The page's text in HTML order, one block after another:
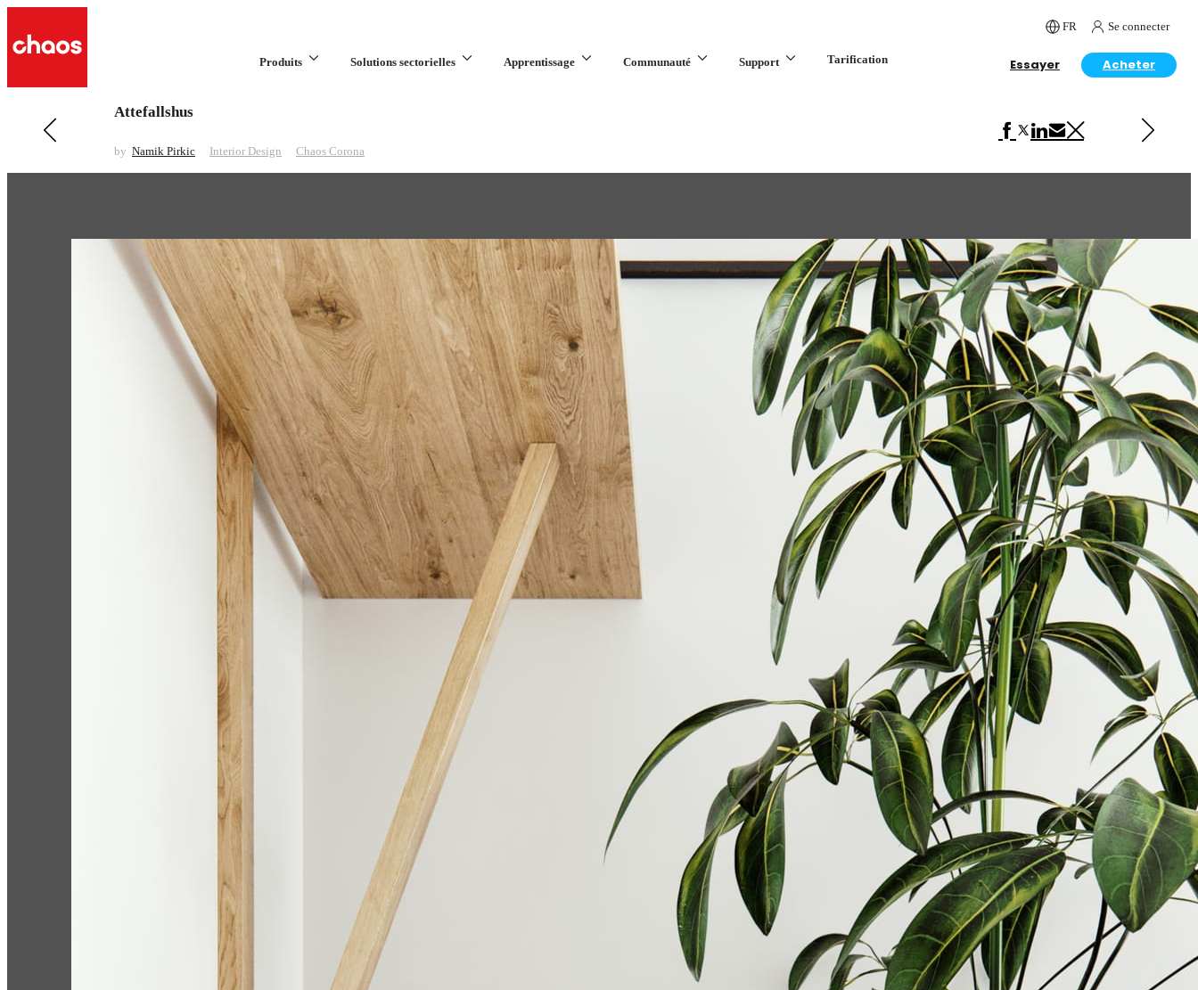
FR Se connecter
Produits Solutions sectorielles Apprentissage Communauté Support Tarification Essayer Acheter
Previous in Interior Design
Attefallshus
by Namik Pirkic Interior Design Chaos Corona
Black and Gold